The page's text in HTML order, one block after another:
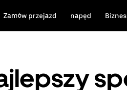
Zamów przejazd napęd Biznes